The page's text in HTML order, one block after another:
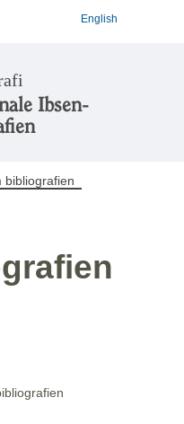
English
Ibsen-
bibliografien